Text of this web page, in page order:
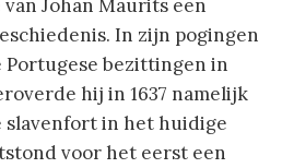
Johan Maurits een
In zijn pogingen
Portugese bezittingen in
hij in 1637 namelijk
slavenfort in het huidige
voor het eerst een